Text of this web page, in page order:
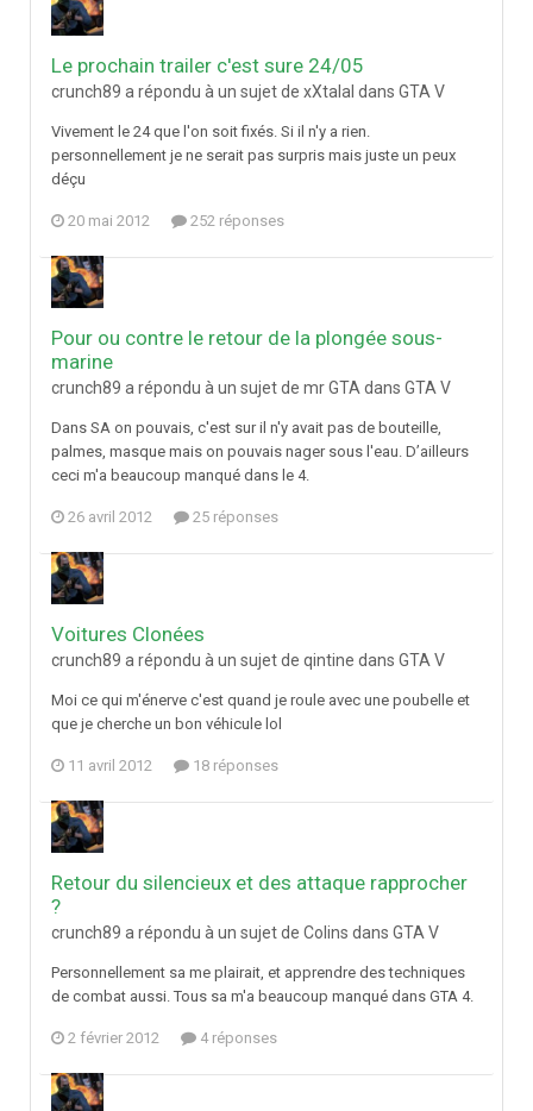
Le prochain trailer c'est sure 24/05
crunch89 a répondu à un sujet de xXtalal dans GTA V
Vivement le 24 que l'on soit fixés. Si il n'y a rien.
personnellement je ne serait pas surpris mais juste un peux
déçu
20 mai 2012 252 réponses
Pour ou contre le retour de la plongée sous-
marine
crunch89 a répondu à un sujet de mr GTA dans GTA V
Dans SA on pouvais, c'est sur il n'y avait pas de bouteille,
palmes, masque mais on pouvais nager sous l'eau. D’ailleurs
ceci m'a beaucoup manqué dans le 4.
26 avril 2012 25 réponses
Voitures Clonées
crunch89 a répondu à un sujet de qintine dans GTA V
Moi ce qui m'énerve c'est quand je roule avec une poubelle et
que je cherche un bon véhicule lol
11 avril 2012 18 réponses
Retour du silencieux et des attaque rapprocher
?
crunch89 a répondu à un sujet de Colins dans GTA V
Personnellement sa me plairait, et apprendre des techniques
de combat aussi. Tous sa m'a beaucoup manqué dans GTA 4.
2 février 2012 4 réponses